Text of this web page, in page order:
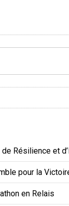
Résilience et
pour la
en Relais